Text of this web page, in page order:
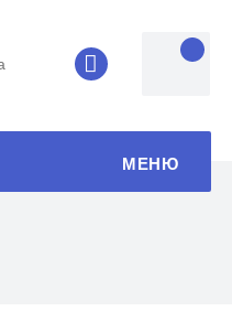
8 (4852) 33-
МЕНЮ